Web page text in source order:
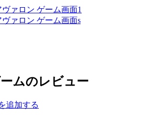
ムのレビュー
追加する